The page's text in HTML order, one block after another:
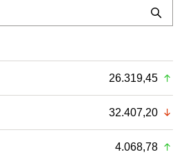
26.319,45
32.407,20
4.068,78